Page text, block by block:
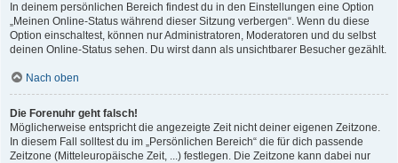
In deinem persönlichen Bereich findest du in den Einstellungen eine Option
„Meinen Online-Status während dieser Sitzung verbergen“. Wenn du diese
Option einschaltest, können nur Administratoren, Moderatoren und du selbst
deinen Online-Status sehen. Du wirst dann als unsichtbarer Besucher gezählt.
Nach oben
Die Forenuhr geht falsch!
Möglicherweise entspricht die angezeigte Zeit nicht deiner eigenen Zeitzone.
In diesem Fall solltest du im „Persönlichen Bereich“ die für dich passende
Zeitzone (Mitteleuropäische Zeit, ...) festlegen. Die Zeitzone kann dabei nur